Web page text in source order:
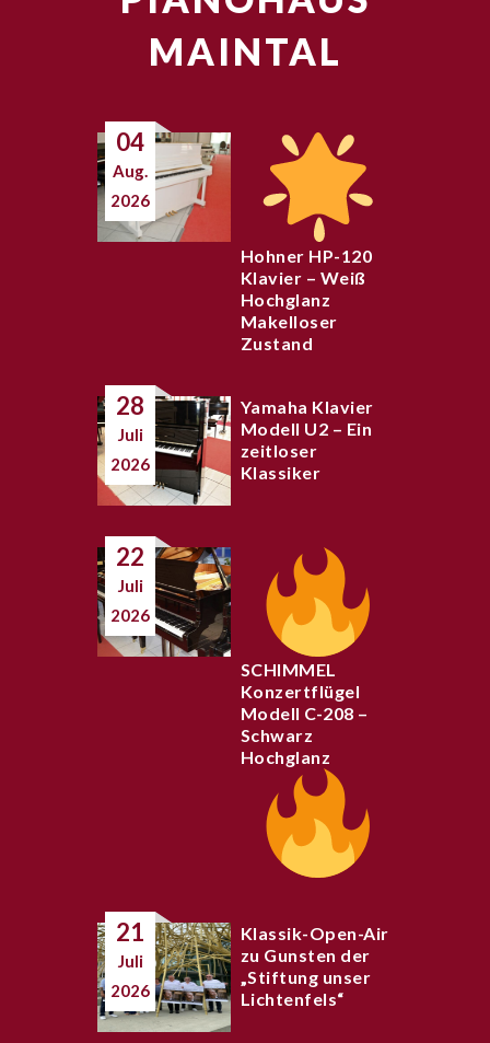
MAINTAL
04
Aug.
2026
Hohner HP-120
Klavier – Weiß
Hochglanz
Makelloser
Zustand
28
Juli
2026
Yamaha Klavier
Modell U2 – Ein
zeitloser
Klassiker
22
Juli
2026
SCHIMMEL
Konzertflügel
Modell C-208 –
Schwarz
Hochglanz
21
Juli
2026
Klassik-Open-Air
zu Gunsten der
„Stiftung unser
Lichtenfels“